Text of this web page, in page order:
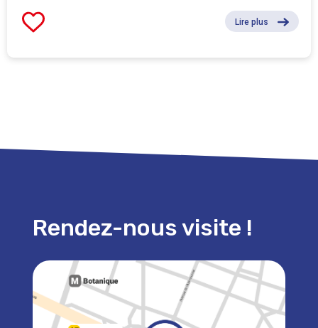
Lire plus
Rendez-nous visite !